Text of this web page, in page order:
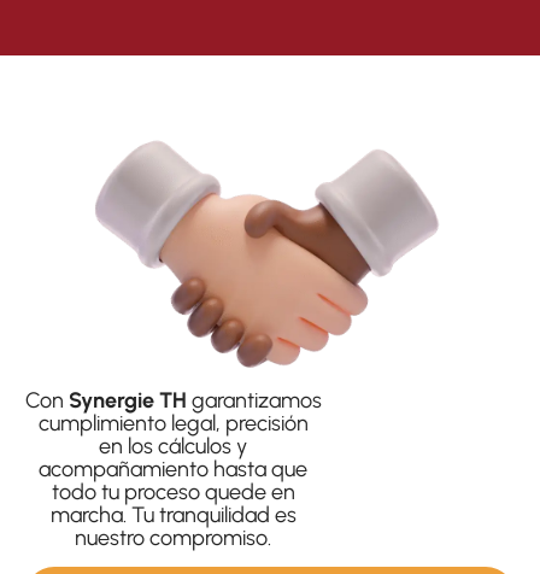
Con Synergie TH garantizamos
cumplimiento legal, precisión
en los cálculos y
acompañamiento hasta que
todo tu proceso quede en
marcha. Tu tranquilidad es
nuestro compromiso.